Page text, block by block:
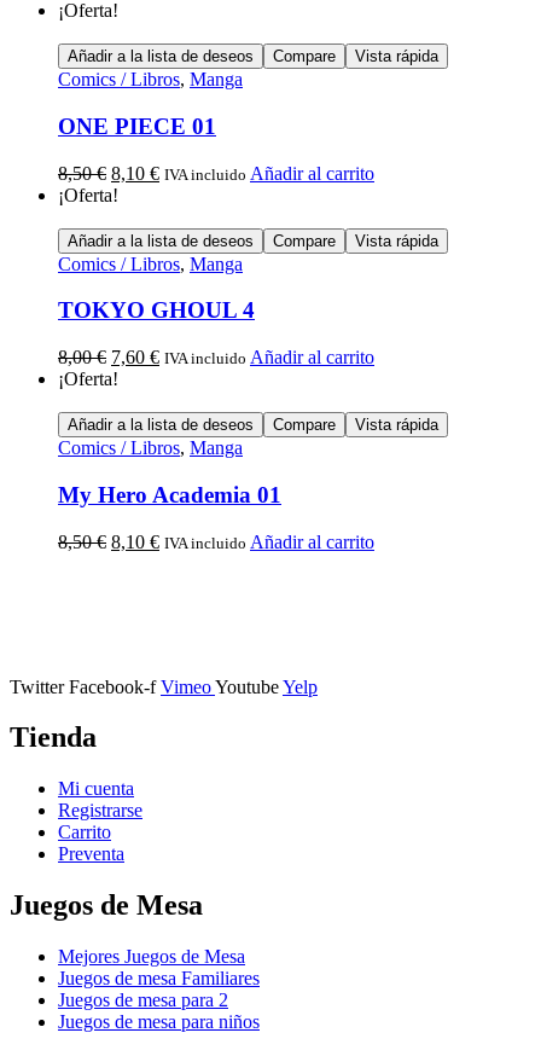
¡Oferta!
Añadir a la lista de deseos Compare Vista rápida
Comics / Libros, Manga
ONE PIECE 01
8,50€ 8,10 € IVA incluido Añadir al carrito
¡Oferta!
Añadir a la lista de deseos Compare Vista rápida
Comics / Libros, Manga
TOKYO GHOUL 4
8,00€ 7,60 € IVA incluido Añadir al carrito
¡Oferta!
Añadir a la lista de deseos Compare Vista rápida
Comics / Libros, Manga
My Hero Academia 01
8,50€ 8,10 € IVA incluido Añadir al carrito
Twitter Facebook-f VimeoYoutubeYelp
Tienda
Mi cuenta
Registrarse
Carrito
Preventa
Juegos de Mesa
Mejores Juegos de Mesa
Juegos de mesa Familiares
Juegos de mesa para 2
Juegos de mesa para niños